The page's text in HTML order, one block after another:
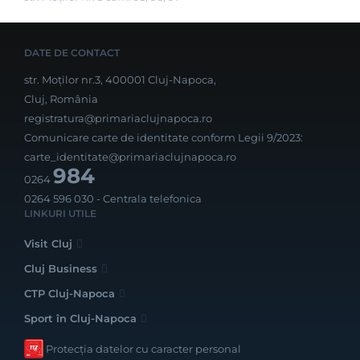
DATE DE CONTACT
str. Moților nr.3, 400001 Cluj-Napoca,
Cluj, România
registratura@primariaclujnapoca.ro
Comunicare carte de identitate conform Legii 9/2023:
carte_identitate@primariaclujnapoca.ro
0264984
0264 596 030 - Centrala telefonica
LINKURI UTILE
Visit Cluj
Cluj Business
CTP Cluj-Napoca
Sport în Cluj-Napoca
Protecția datelor cu caracter personal